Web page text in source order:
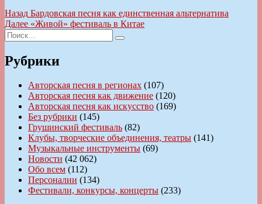
Навигация
по
записям
Назад Предыдущая
запись:
Бардовская песня как единственная альтернатива
Далее Следующая
«Живой» фестиваль в Китае
Искать:
Поиск
Рубрики
Авторская песня в регионах (107)
Авторская песня как движение (120)
Авторская песня как искусство (169)
Без рубрики (145)
Грушинский фестиваль (82)
Клубы, творческие объединения, театры (141)
Музыкальные инструменты (69)
Новости (42 062)
Обо всем (112)
Персоналии (134)
Фестивали, конкурсы, концерты (233)